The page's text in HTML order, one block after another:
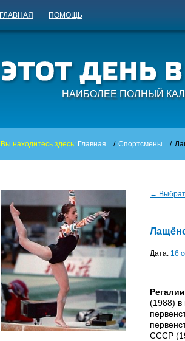
ГЛАВНАЯ ПОМОЩЬ
НАИБОЛЕЕ ПОЛНЫЙ
Вы находитесь здесь: Главная / Спортсмены /
←
Дата: 16
(1988) в
СССР